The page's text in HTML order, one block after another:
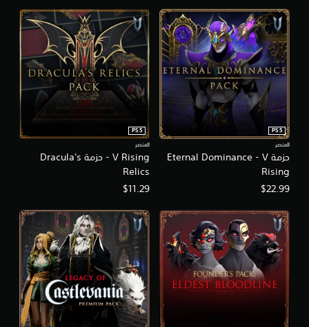
حزمة Eternal Dominance - V
Rising
PS5
العنصر
$22.99
V Rising - حزمة Dracula's
Relics
PS5
العنصر
$11.29
ر
ا
ل
ز
ن
ا
د
.